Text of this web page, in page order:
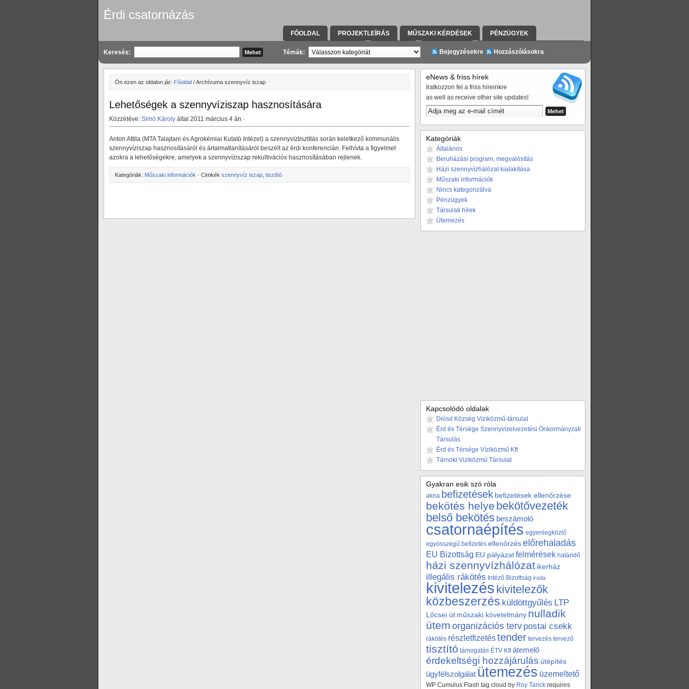
Érdi csatornázás
FŐOLDAL PROJEKTLEÍRÁS MŰSZAKI KÉRDÉSEK PÉNZÜGYEK
KAPCSOLATFELVÉTEL TÁRSULAT KIVITELEZÉS A PROGRAMRÓL A SAJTÓBAN
Keresés: Témák: Bejegyzésekre Hozzászólásokra
Ön ezen az oldalon jár: Főoldal / Archívuma szennyvíz iszap
Lehetőségek a szennyvíziszap hasznosítására
Közzétéve: Simó Károly által 2011 március 4 án ·
Anton Attila (MTA Talajtani és Agrokémiai Kutató Intézet) a szennyvíztisztítás során keletkező kommunális
szennyvíziszap hasznosításáról és ártalmatlanításáról beszélt az érdi konferencián. Felhívta a figyelmet
azokra a lehetőségekre, amelyek a szennyvíziszap rekultivációs hasznosításában rejlenek.
Kategóriák: Műszaki információk · Cimkék szennyvíz iszap tisztító
eNews & friss hírek
Iratkozzon fel a friss hireinkre
as well as receive other site updates!
Kategóriák
Általános
Beruházási program, megvalósítás
Házi szennyvízhálózat kialakítása
Műszaki információk
Nincs kategorizálva
Pénzügyek
Társulati hírek
Ütemezés
Kapcsolódó oldalak
Diósd Község Víziközmű-társulat
Érd és Térsége Szennyvízelvezetési Önkormányzati
Társulás
Érd és Térsége Víziközmű Kft
Tárnoki Viziközmű Társulat
Gyakran esik szó róla
akna befizetések befizetések ellenőrzése
bekötés helye bekötővezeték
belső bekötés beszámoló
csatornaépítés egyenlegközlő
egyösszegű befizetés ellenőrzéselőrehaladás
EU Bizottság EU pályázatfelmérések határidő
házi szennyvízhálózat ikerház
illegális rákötés Intéző Bizottság iroda
kivitelezés kivitelezők
közbeszerzés küldöttgyűlés LTP
Lőcsei út műszaki követelmány nulladik
ütem organizációs terv postai csekk
rákötés részletfizetéstender tervezés tervező
tisztító támogatás ÉTV Kft átemelő
érdekeltségi hozzájárulás útépítés
ügyfélszolgálat ütemezés üzemeltető
WP Cumulus Flash tag cloud by Roy Tanck requires